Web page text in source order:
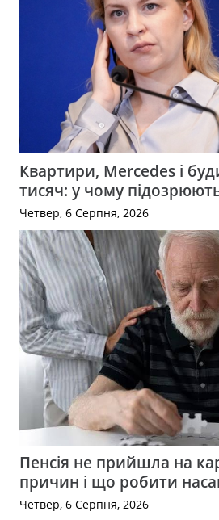
Квартири, Mercedes і
тисяч: у чому
Четвер, 6 Серпня, 2026
Пенсія не прийшла на
причин і що робити
Четвер, 6 Серпня, 2026